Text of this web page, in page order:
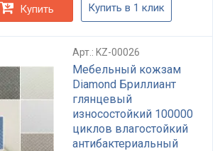
Купить Купить в 1 клик
Арт.: KZ-00026
Мебельный кожзам
Diamond Бриллиант
глянцевый
износостойкий 100000
циклов влагостойкий
антибактериальный